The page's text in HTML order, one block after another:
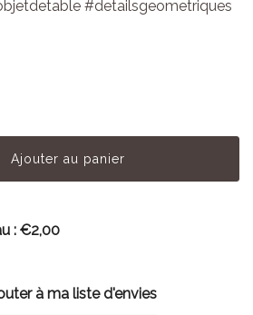
#detailsgeometriques
Ajouter au panier
: €2,00
à ma liste d'envies